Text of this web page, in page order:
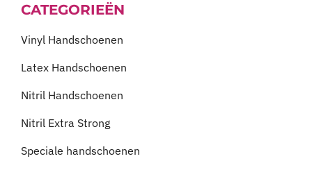
CATEGORIEËN
Vinyl Handschoenen
Latex Handschoenen
Nitril Handschoenen
Nitril Extra Strong
Speciale handschoenen